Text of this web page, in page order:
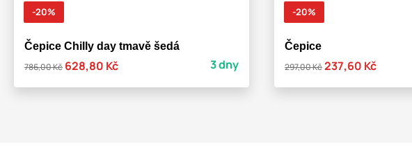
-20%
Čepice Chilly day tmavě šedá
786,00 Kč 628,80 Kč 3 dny
-20%
Čepice
297,00 Kč237,60 Kč